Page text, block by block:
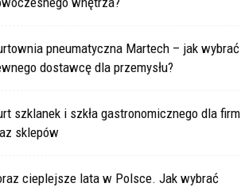
pneumatyczna Martech – jak wybrać
dostawcę dla przemysłu?
szklanek i szkła gastronomicznego dla firm
sklepów
cieplejsze lata w Polsce. Jak wybrać